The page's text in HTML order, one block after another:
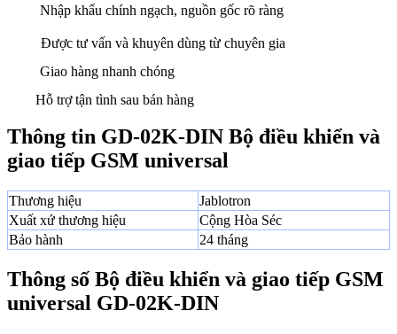
Nhập khẩu chính ngạch, nguồn gốc rõ ràng
Được tư vấn và khuyên dùng từ chuyên gia
Giao hàng nhanh chóng
Hỗ trợ tận tình sau bán hàng
Thông tin GD-02K-DIN Bộ điều khiển và
giao tiếp GSM universal
Thương hiệu
Jablotron
Xuất xứ thương hiệu
Cộng Hòa Séc
Bảo hành
24 tháng
Thông số Bộ điều khiển và giao tiếp GSM
universal GD-02K-DIN